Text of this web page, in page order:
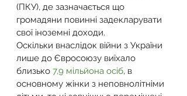
(ПКУ), де зазначається що
громадяни повинні задекларувати
свої іноземні доходи.
Оскільки внаслідок війни з України
лише до Євросоюзу виїхало
близько 7,9 мільйона осіб, в
основному жінки з неповнолітніми